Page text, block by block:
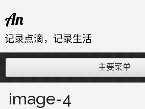
至
内
An
记录点滴，记录生活
主要菜单
image-4